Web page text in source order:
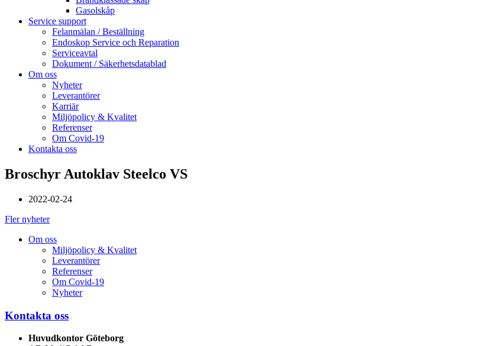
Gasolskåp
Service support
Felanmälan / Beställning
Endoskop Service och Reparation
Serviceavtal
Dokument / Säkerhetsdatablad
Om oss
Nyheter
Leverantörer
Karriär
Miljöpolicy & Kvalitet
Referenser
Om Covid-19
Kontakta oss
Broschyr Autoklav Steelco VS
2022-02-24
Fler nyheter
Om oss
Miljöpolicy & Kvalitet
Leverantörer
Referenser
Om Covid-19
Nyheter
Kontakta oss
Huvudkontor Göteborg